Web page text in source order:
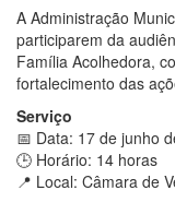
A Administração
participarem da
Família Acolhedora,
fortalecimento das
Serviço
📅 Data: 17 de junho
🕒 Horário: 14 horas
📍 Local: Câmara de